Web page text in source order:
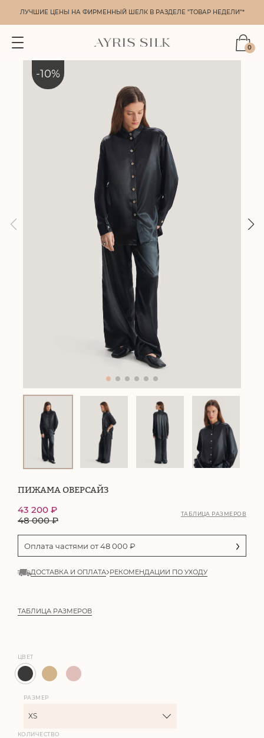
ЛУЧШИЕ ЦЕНЫ НА ФИРМЕННЫЙ ШЕЛК В РАЗДЕЛЕ "ТОВАР НЕДЕЛИ"*
0
-10%
ПИЖАМА ОВЕРСАЙЗ
48 000₽
43 200 ₽ ТАБЛИЦА РАЗМЕРОВ
Оплата частями от48 000 ₽
ДОСТАВКА И ОПЛАТА РЕКОМЕНДАЦИИ ПО УХОДУ
ТАБЛИЦА РАЗМЕРОВ
ЦВЕТ
РАЗМЕР
XS
КОЛИЧЕСТВО